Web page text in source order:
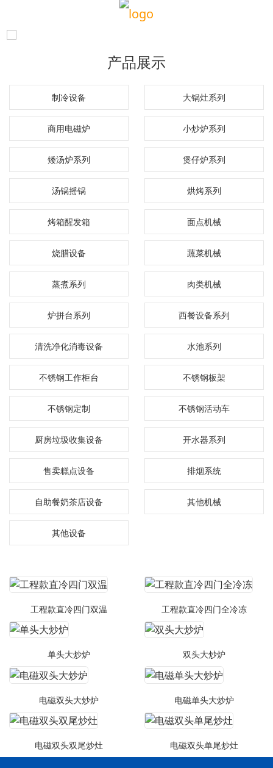
产品展示
制冷设备 大锅灶系列
商用电磁炉 小炒炉系列
矮汤炉系列 煲仔炉系列
汤锅摇锅 烘烤系列
烤箱醒发箱 面点机械
烧腊设备 蔬菜机械
蒸煮系列 肉类机械
炉拼台系列 西餐设备系列
清洗净化消毒设备 水池系列
不锈钢工作柜台 不锈钢板架
不锈钢定制 不锈钢活动车
厨房垃圾收集设备 开水器系列
售卖糕点设备 排烟系统
自助餐奶茶店设备 其他机械
其他设备
工程款直冷四门双温 工程款直冷四门全冷冻
单头大炒炉 双头大炒炉
电磁双头大炒炉 电磁单头大炒炉
电磁双头双尾炒灶 电磁双头单尾炒灶